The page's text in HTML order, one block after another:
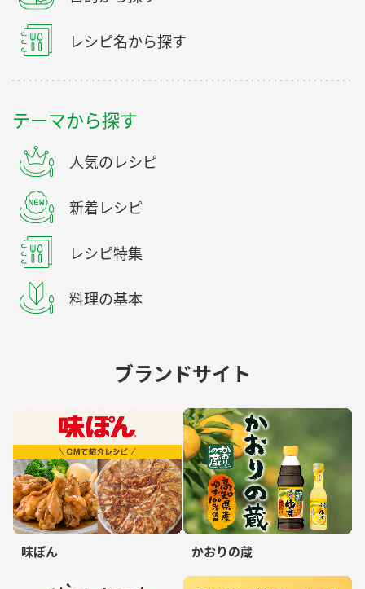
レシピ名から探す
テーマから探す
人気のレシピ
新着レシピ
レシピ特集
料理の基本
ブランドサイト
味ぽん かおりの蔵